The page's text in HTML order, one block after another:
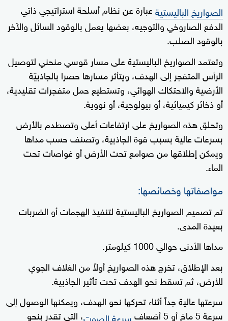
الصواريخ الباليستيةعبارة عن نظام أسلحة استراتيجي ذاتي
الدفع الصاروخي والتوجيه، بعضها يعمل بالوقود السائل والآخر
بالوقود الصلب.
وتعتمد الصواريخ الباليستية على مسار قوسي منحني لتوصيل
الرأس المتفجر إلى الهدف، ويتأثر مسارها حصرا بالجاذبيّة
الأرضية والاحتكاك الهوائي، وتستطيع حمل متفجرات تقليدية،
أو ذخائر كيميائية، أو بيولوجية، أو نووية.
وتحلق هذه الصواريخ على ارتفاعات أعلى وتصطدم بالأرض
بسرعات عالية بسبب قوة الجاذبية، وتصنف حسب مداها
ويمكن إطلاقها من صوامع تحت الأرض أو غواصات تحت
الماء.
مواصفاتها وخصائصها:
تم تصميم الصواريخ الباليستية لتنفيذ الهجمات أو الضربات
بعيدة المدى.
مداها الأدنى حوالي 1000 كيلومتر.
بعد الإطلاق، تخرج هذه الصواريخ أولاً من الغلاف الجوي
للأرض، ثم تسقط نحو الهدف تحت تأثير الجاذبية.
سرعتها عالية جداً أثناء تحركها نحو الهدف، ويمكنها الوصول إلى
سرعة 5 ماخ أو 5 أضعاف
سرعة الصوت، التي تقدر بنحو